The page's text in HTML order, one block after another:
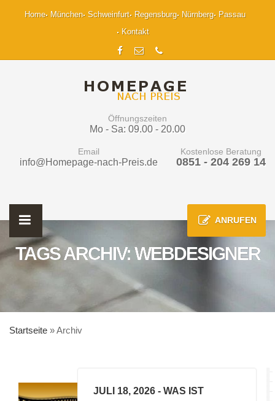
Home München Schweinfurt Regensburg Nürnberg
Passau
Kontakt
Öffnungszeiten
Mo - Sa: 09.00 - 20.00
Email
info@Homepage-nach-Preis.de
Kostenlose Beratung
0851 - 204 269 14
ANRUFEN
TAGS ARCHIV: WEBDESIGNER
Startseite »Archiv
JULI 18, 2026 - WAS IST